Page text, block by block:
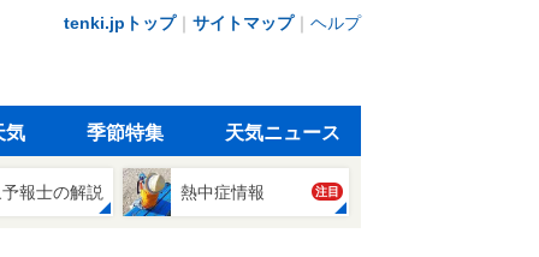
tenki.jpトップ｜ サイトマップ｜ ヘルプ
気 季節特集 天気ニュース
報士の解説 熱中症情報 注目